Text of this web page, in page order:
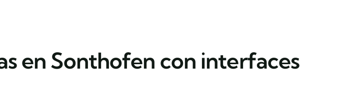
en Sonthofen con interfaces